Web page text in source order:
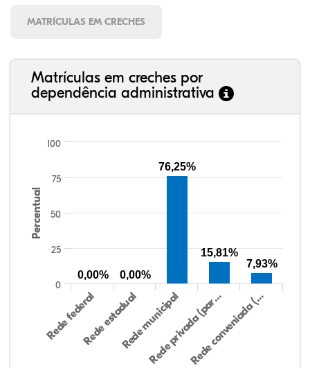
MATRÍCULAS EM CRECHES
Matrículas em creches por
dependência administrativa
Percentual
Rede federalRede estadualRede municipal
Rede privada (par…Rede conveniada (…
0
100
25
50
75
0,00% 0,00%
76,25%
15,81%
7,93%